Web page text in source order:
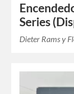
Series
Dieter Rams y